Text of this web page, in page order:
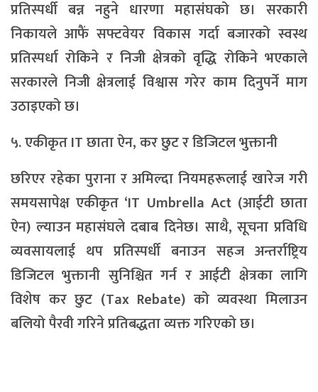
प्रतिस्पर्धी बन्न नहुने धारणा महासंघको छ। सरकारी
निकायले आफैं सफ्टवेयर विकास गर्दा बजारको स्वस्थ
प्रतिस्पर्धा रोकिने र निजी क्षेत्रको वृद्धि रोकिने भएकाले
सरकारले निजी क्षेत्रलाई विश्वास गरेर काम दिनुपर्ने माग
उठाइएको छ।
५. एकीकृत IT छाता ऐन, कर छुट र डिजिटल भुक्तानी
छरिएर रहेका पुराना र अमिल्दा नियमहरूलाई खारेज गरी
समयसापेक्ष एकीकृत ‘IT Umbrella Act (आईटी छाता
ऐन) ल्याउन महासंघले दबाब दिनेछ। साथै, सूचना प्रविधि
व्यवसायलाई थप प्रतिस्पर्धी बनाउन सहज अन्तर्राष्ट्रिय
डिजिटल भुक्तानी सुनिश्चित गर्न र आईटी क्षेत्रका लागि
विशेष कर छुट (Tax Rebate) को व्यवस्था मिलाउन
बलियो पैरवी गरिने प्रतिबद्धता व्यक्त गरिएको छ।